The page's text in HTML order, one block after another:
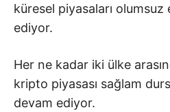
küresel piyasaları
ediyor.
Her ne kadar iki ülke
kripto piyasası sağlam
devam ediyor.